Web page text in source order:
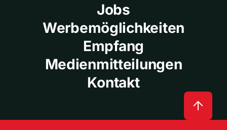
Jobs
Werbemöglichkeiten
Empfang
Medienmitteilungen
Kontakt